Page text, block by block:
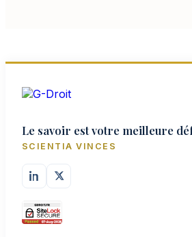
Le savoir est votre meilleure
SCIENTIA VINCES